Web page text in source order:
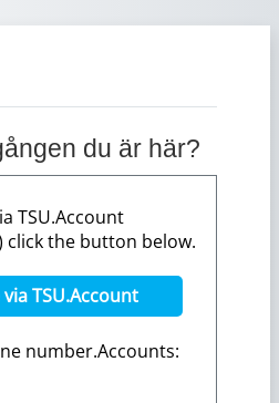
du är här?
TSU.Account
click the button below.
TSU.Account
number.Accounts: